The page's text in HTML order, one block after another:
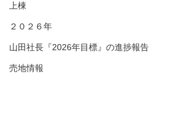
上棟
２０２６年
山田社長『2026年目標』の進捗報告
売地情報